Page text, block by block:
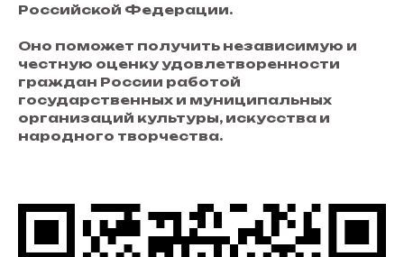
Российской Федерации.
Оно поможет получить независимую и
честную оценку удовлетворенности
граждан России работой
государственных и муниципальных
организаций культуры, искусства и
народного творчества.